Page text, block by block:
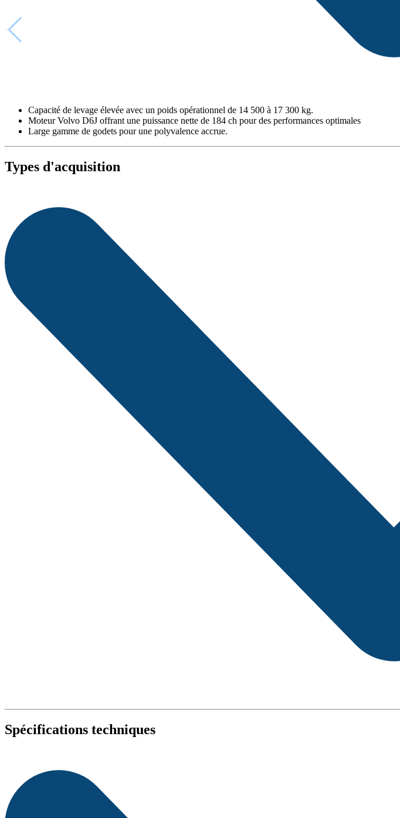
Capacité de levage élevée avec un poids opérationnel de 14 500 à 17 300 kg.
Moteur Volvo D6J offrant une puissance nette de 184 ch pour des performances optimales
Large gamme de godets pour une polyvalence accrue.
Types d'acquisition
Spécifications techniques